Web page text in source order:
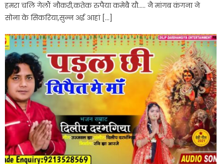
हमरा चलि गेलौं नौकरी,कतेक रुपैया कमेबै यौ….. नै मांगब कंगना ने
सोना के सिकरिया,सुन्न अई आहां […]